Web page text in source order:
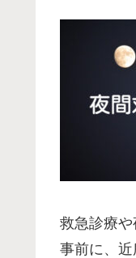
救急診療や
事前に、近